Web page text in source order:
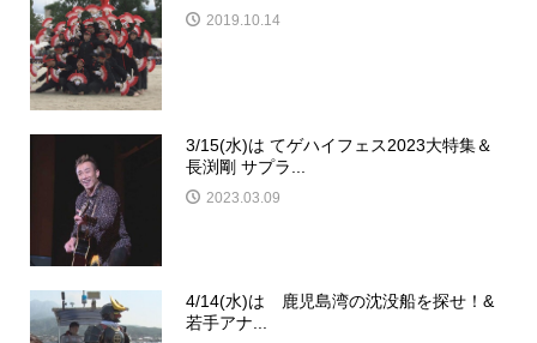
2019.10.14
3/15(水)は てゲハイフェス2023大特集＆
長渕剛 サプラ...
2023.03.09
4/14(水)は 鹿児島湾の沈没船を探せ！&
若手アナ...